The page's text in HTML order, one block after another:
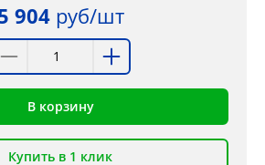
904руб/шт
В корзину
Купить в 1 клик